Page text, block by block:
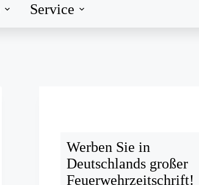
Service
Werben Sie in
Deutschlands großer
Feuerwehrzeitschrift!